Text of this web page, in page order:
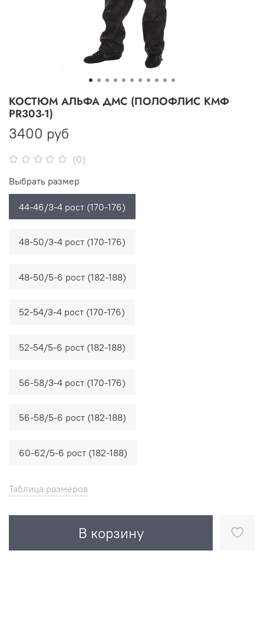
(0)
КОСТЮМ АЛЬФА ДМС (ПОЛОФЛИС КМФ
PR303-1)
3400 руб
Таблица размеров
В корзину
Выбрать размер
44-46/3-4 рост (170-176)
48-50/3-4 рост (170-176)
48-50/5-6 рост (182-188)
52-54/3-4 рост (170-176)
52-54/5-6 рост (182-188)
56-58/3-4 рост (170-176)
56-58/5-6 рост (182-188)
60-62/5-6 рост (182-188)